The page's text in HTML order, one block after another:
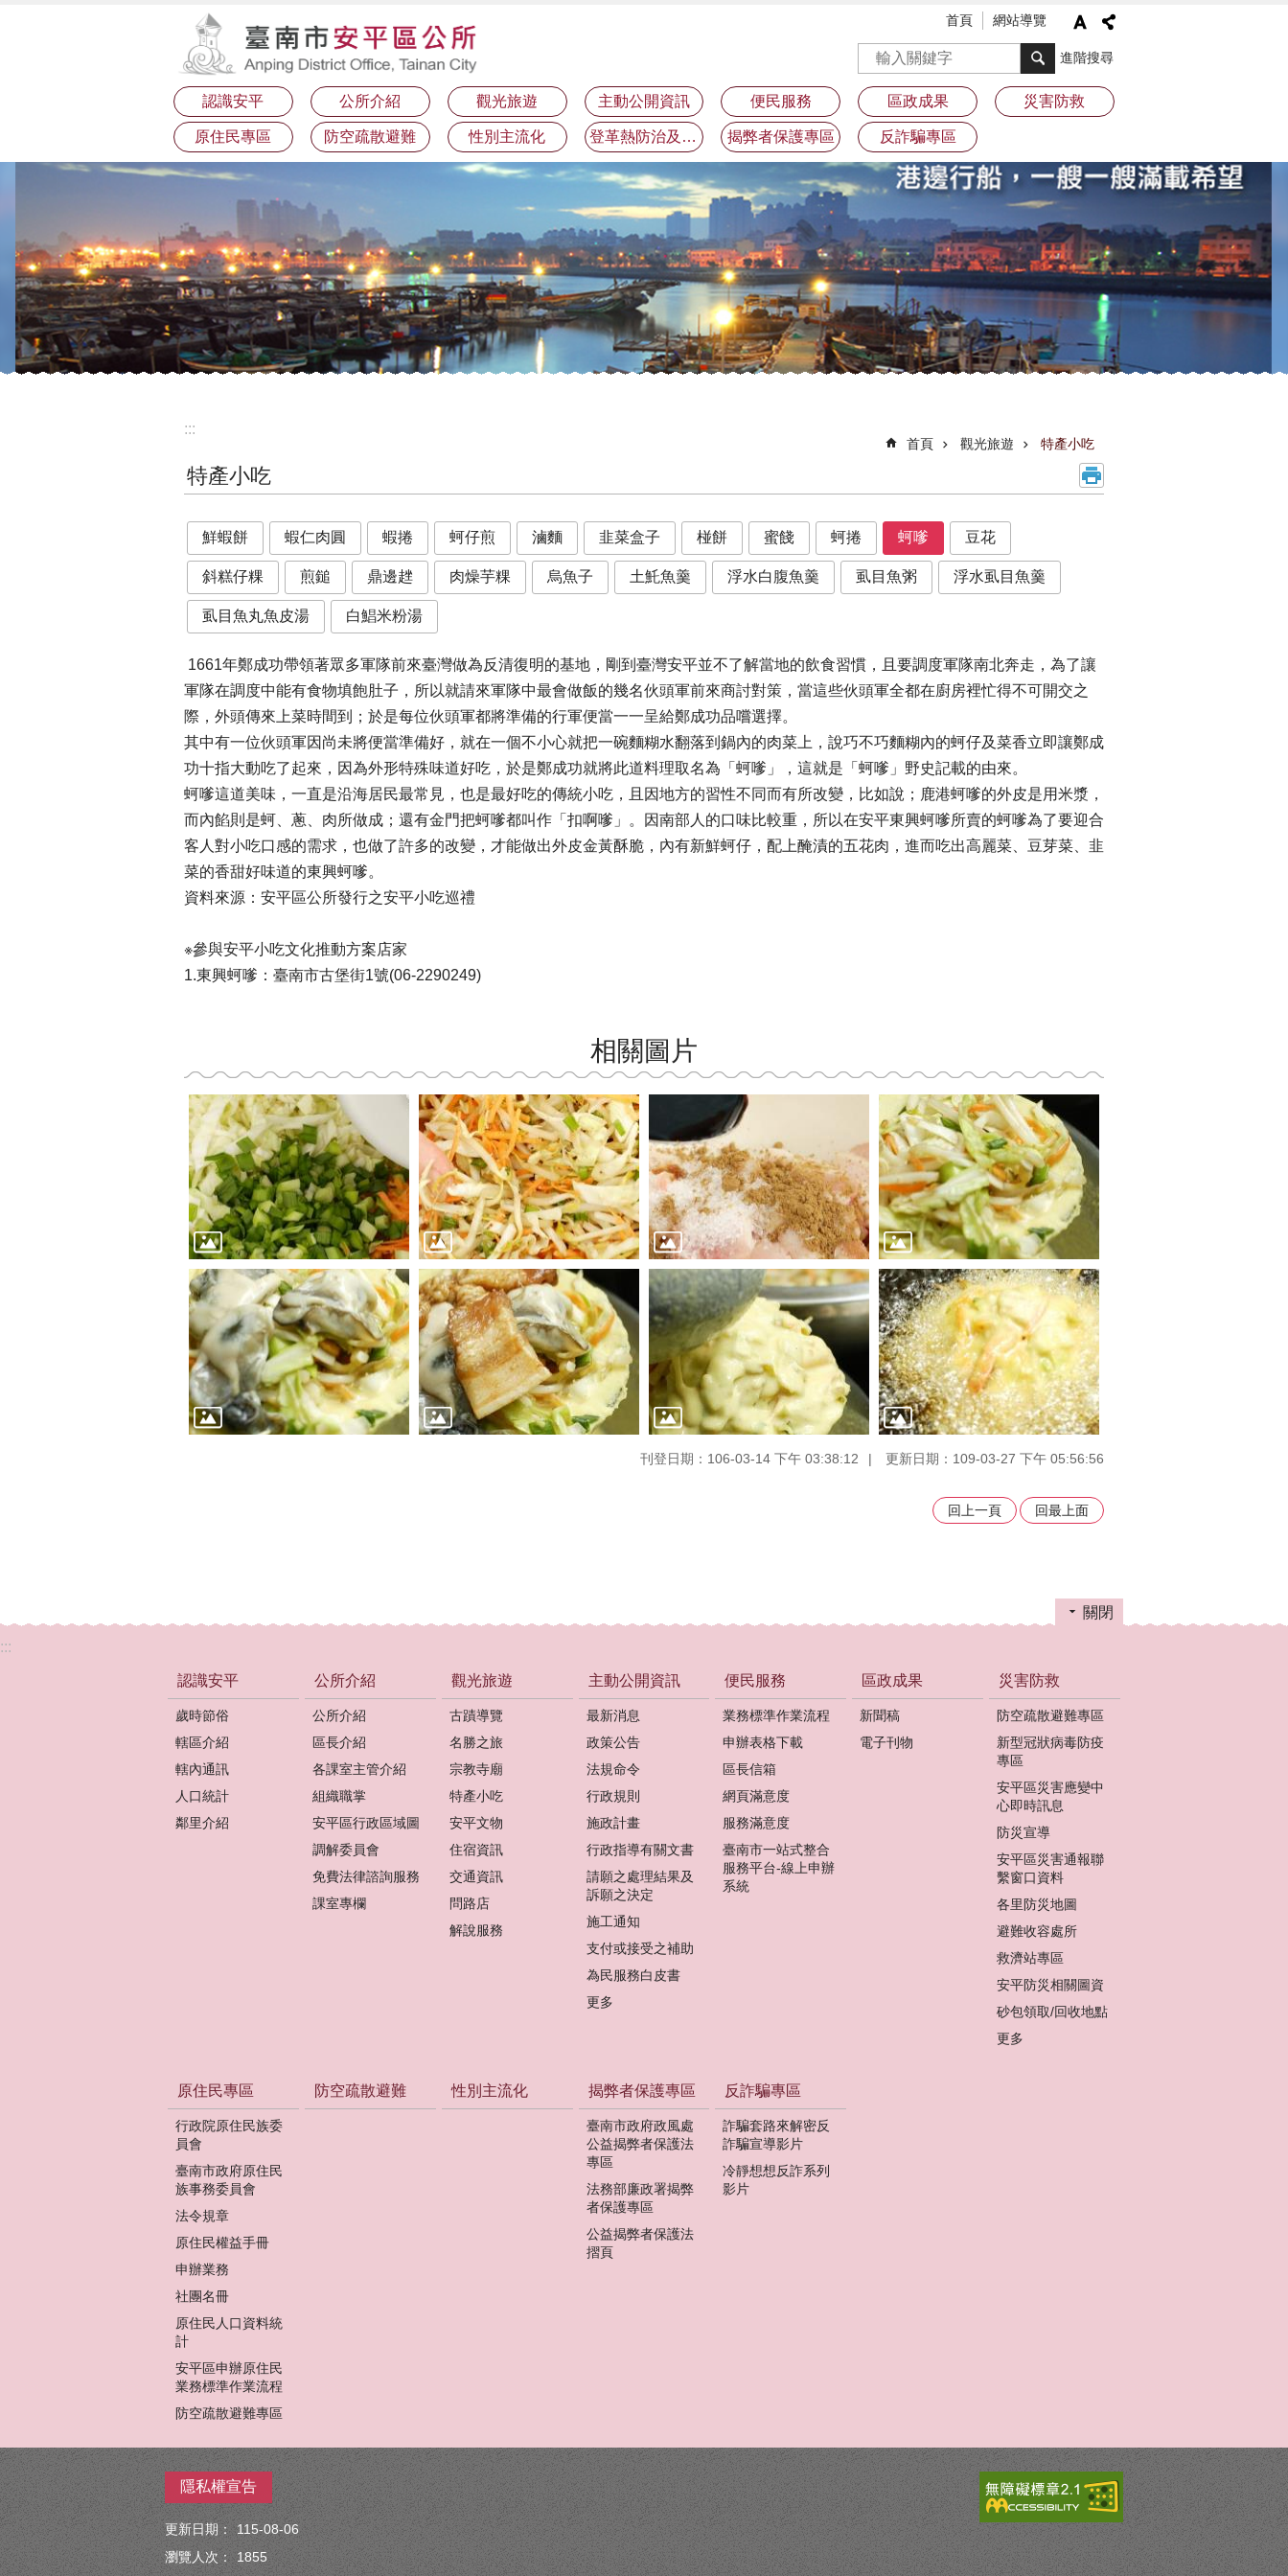
首頁 網站導覽
搜尋 進階搜尋
認識安平 公所介紹 觀光旅遊 主動公開資訊 便民服務 區政成果 災害防救
原住民專區 防空疏散避難 性別主流化 登革熱防治及預防注射疫苗接種專區 揭弊者保護專區 反詐騙專區
:::
首頁 觀光旅遊 特產小吃
特產小吃
鮮蝦餅 蝦仁肉圓 蝦捲 蚵仔煎 滷麵 韭菜盒子 椪餅 蜜餞 蚵捲 蚵嗲 豆花
斜糕仔粿 煎鎚 鼎邊趖 肉燥芋粿 烏魚子 土魠魚羹 浮水白腹魚羹 虱目魚粥 浮水虱目魚羹
虱目魚丸魚皮湯 白鯧米粉湯
1661年鄭成功帶領著眾多軍隊前來臺灣做為反清復明的基地，剛到臺灣安平並不了解當地的飲食習慣，且要調度軍隊南北奔走，為了讓
軍隊在調度中能有食物填飽肚子，所以就請來軍隊中最會做飯的幾名伙頭軍前來商討對策，當這些伙頭軍全都在廚房裡忙得不可開交之
際，外頭傳來上菜時間到；於是每位伙頭軍都將準備的行軍便當一一呈給鄭成功品嚐選擇。
其中有一位伙頭軍因尚未將便當準備好，就在一個不小心就把一碗麵糊水翻落到鍋內的肉菜上，說巧不巧麵糊內的蚵仔及菜香立即讓鄭成
功十指大動吃了起來，因為外形特殊味道好吃，於是鄭成功就將此道料理取名為「蚵嗲」，這就是「蚵嗲」野史記載的由來。
蚵嗲這道美味，一直是沿海居民最常見，也是最好吃的傳統小吃，且因地方的習性不同而有所改變，比如說；鹿港蚵嗲的外皮是用米漿，
而內餡則是蚵、蔥、肉所做成；還有金門把蚵嗲都叫作「扣啊嗲」。因南部人的口味比較重，所以在安平東興蚵嗲所賣的蚵嗲為了要迎合
客人對小吃口感的需求，也做了許多的改變，才能做出外皮金黃酥脆，內有新鮮蚵仔，配上醃漬的五花肉，進而吃出高麗菜、豆芽菜、韭
菜的香甜好味道的東興蚵嗲。
資料來源：安平區公所發行之安平小吃巡禮
※參與安平小吃文化推動方案店家
1.東興蚵嗲：臺南市古堡街1號(06-2290249)
相關圖片
刊登日期：106-03-14 下午 03:38:12 更新日期：109-03-27 下午 05:56:56
回上一頁 回最上面
關閉
:::
認識安平
歲時節俗
轄區介紹
轄內通訊
人口統計
鄰里介紹
公所介紹
公所介紹
區長介紹
各課室主管介紹
組織職掌
安平區行政區域圖
調解委員會
免費法律諮詢服務
課室專欄
觀光旅遊
古蹟導覽
名勝之旅
宗教寺廟
特產小吃
安平文物
住宿資訊
交通資訊
問路店
解說服務
主動公開資訊
最新消息
政策公告
法規命令
行政規則
施政計畫
行政指導有關文書
請願之處理結果及
訴願之決定
施工通知
支付或接受之補助
為民服務白皮書
更多
便民服務
業務標準作業流程
申辦表格下載
區長信箱
網頁滿意度
服務滿意度
臺南市一站式整合
服務平台-線上申辦
系統
區政成果
新聞稿
電子刊物
災害防救
防空疏散避難專區
新型冠狀病毒防疫
專區
安平區災害應變中
心即時訊息
防災宣導
安平區災害通報聯
繫窗口資料
各里防災地圖
避難收容處所
救濟站專區
安平防災相關圖資
砂包領取/回收地點
更多
原住民專區
行政院原住民族委
員會
臺南市政府原住民
族事務委員會
法令規章
原住民權益手冊
申辦業務
社團名冊
原住民人口資料統
計
安平區申辦原住民
業務標準作業流程
防空疏散避難專區
防空疏散避難 性別主流化 揭弊者保護專區
臺南市政府政風處
公益揭弊者保護法
專區
法務部廉政署揭弊
者保護專區
公益揭弊者保護法
摺頁
反詐騙專區
詐騙套路來解密反
詐騙宣導影片
冷靜想想反詐系列
影片
隱私權宣告
更新日期：
115-08-06
瀏覽人次：
1855